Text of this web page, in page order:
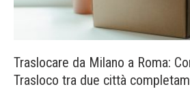
Traslocare da Milano a Roma:
Trasloco tra due città